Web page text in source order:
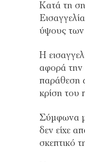
Κατά τη
ύψους των
Η
αφορά την
παράθεση
κρίση του
Σύμφωνα
δεν είχε
σκεπτικό